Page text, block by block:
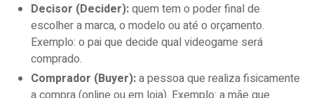
Decisor (Decider):quem tem o poder final de
escolher a marca, o modelo ou até o orçamento.
Exemplo: o pai que decide qual videogame será
comprado.
Comprador (Buyer):a pessoa que realiza fisicamente